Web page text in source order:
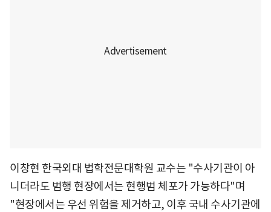
이창현 한국외대 법학전문대학원 교수는 "수사기관이 아
니더라도 범행 현장에서는 현행범 체포가 가능하다"며
"현장에서는 우선 위험을 제거하고, 이후 국내 수사기관에